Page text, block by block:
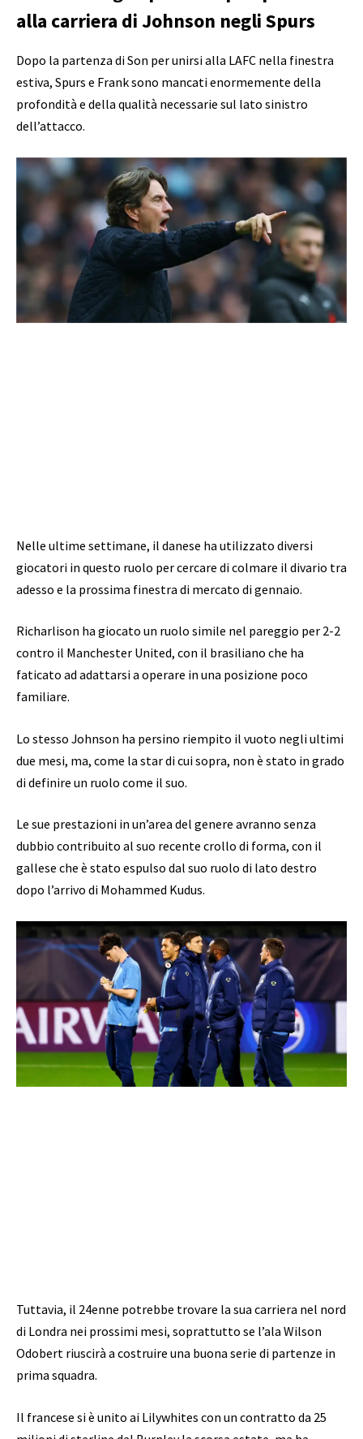
alla carriera di Johnson negli Spurs
Dopo la partenza di Son per unirsi alla LAFC nella finestra
estiva, Spurs e Frank sono mancati enormemente della
profondità e della qualità necessarie sul lato sinistro
dell’attacco.
Nelle ultime settimane, il danese ha utilizzato diversi
giocatori in questo ruolo per cercare di colmare il divario tra
adesso e la prossima finestra di mercato di gennaio.
Richarlison ha giocato un ruolo simile nel pareggio per 2-2
contro il Manchester United, con il brasiliano che ha
faticato ad adattarsi a operare in una posizione poco
familiare.
Lo stesso Johnson ha persino riempito il vuoto negli ultimi
due mesi, ma, come la star di cui sopra, non è stato in grado
di definire un ruolo come il suo.
Le sue prestazioni in un’area del genere avranno senza
dubbio contribuito al suo recente crollo di forma, con il
gallese che è stato espulso dal suo ruolo di lato destro
dopo l’arrivo di Mohammed Kudus.
Tuttavia, il 24enne potrebbe trovare la sua carriera nel nord
di Londra nei prossimi mesi, soprattutto se l’ala Wilson
Odobert riuscirà a costruire una buona serie di partenze in
prima squadra.
Il francese si è unito ai Lilywhites con un contratto da 25